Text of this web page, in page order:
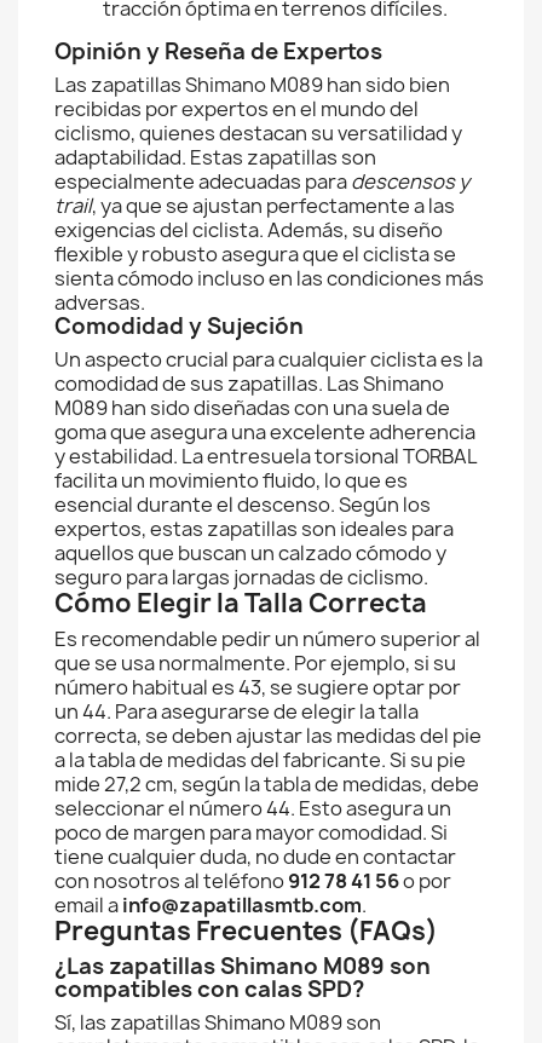
tracción óptima en terrenos difíciles.
Opinión y Reseña de Expertos
Las zapatillas Shimano M089 han sido bien
recibidas por expertos en el mundo del
ciclismo, quienes destacan su versatilidad y
adaptabilidad. Estas zapatillas son
especialmente adecuadas paradescensos y
trail, ya que se ajustan perfectamente a las
exigencias del ciclista. Además, su diseño
flexible y robusto asegura que el ciclista se
sienta cómodo incluso en las condiciones más
adversas.
Comodidad y Sujeción
Un aspecto crucial para cualquier ciclista es la
comodidad de sus zapatillas. Las Shimano
M089 han sido diseñadas con una suela de
goma que asegura una excelente adherencia
y estabilidad. La entresuela torsional TORBAL
facilita un movimiento fluido, lo que es
esencial durante el descenso. Según los
expertos, estas zapatillas son ideales para
aquellos que buscan un calzado cómodo y
seguro para largas jornadas de ciclismo.
Cómo Elegir la Talla Correcta
Es recomendable pedir un número superior al
que se usa normalmente. Por ejemplo, si su
número habitual es 43, se sugiere optar por
un 44. Para asegurarse de elegir la talla
correcta, se deben ajustar las medidas del pie
a la tabla de medidas del fabricante. Si su pie
mide 27,2 cm, según la tabla de medidas, debe
seleccionar el número 44. Esto asegura un
poco de margen para mayor comodidad. Si
tiene cualquier duda, no dude en contactar
con nosotros al teléfono912 78 41 56o por
email ainfo@zapatillasmtb.com.
Preguntas Frecuentes (FAQs)
¿Las zapatillas Shimano M089 son
compatibles con calas SPD?
Sí, las zapatillas Shimano M089 son